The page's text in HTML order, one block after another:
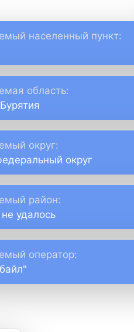
населенный пункт:
область:
округ:
округ
район:
удалось
оператор: